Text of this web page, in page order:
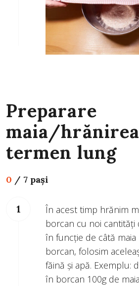
Preparare
maia/
termen lung
0 / 7 pași
În acest timp hrănim
borcan cu noi cantități
în funcție de câtă
borcan, folosim
făină și apă. Exemplu:
în borcan 100g de